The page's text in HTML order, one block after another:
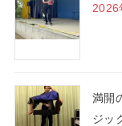
2026
満開
ジッ